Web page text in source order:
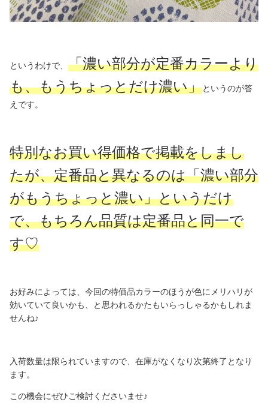
というわけで、 「濃い部分が定番カラーより
も、もうちょっとだけ濃い」というのが答
えです。
特別なお買い得価格で掲載をしまし
たが、定番品と異なるのは「濃い部分
がもうちょっと濃い」というだけ
で、もちろん品質は定番品と同一で
す♡
お好みによっては、今回の特価品カラーのほうが色にメリハリが
効いていて良いかも、と思われるかたもいらっしゃるかもしれま
せんね♪
入荷数量は限られていますので、在庫がなくなり次第終了となり
ます。
この機会にぜひご検討くださいませ♪